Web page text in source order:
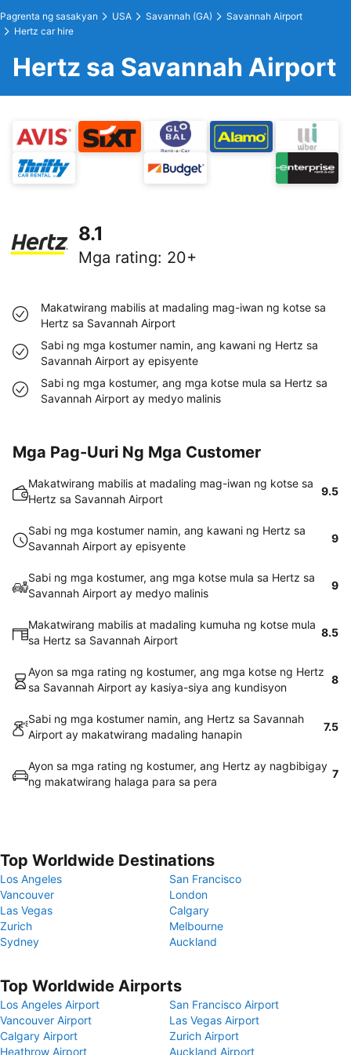
Pagrenta ng sasakyan USA Savannah (GA)
Savannah Airport
Hertz car hire
Hertz sa Savannah Airport
8.1
Mga rating: 20+
Makatwirang mabilis at madaling mag-iwan ng kotse sa
Hertz sa Savannah Airport
Sabi ng mga kostumer namin, ang kawani ng Hertz sa
Savannah Airport ay episyente
Sabi ng mga kostumer, ang mga kotse mula sa Hertz sa
Savannah Airport ay medyo malinis
Mga Pag-Uuri Ng Mga Customer
Makatwirang mabilis at madaling mag-iwan ng kotse sa
Hertz sa Savannah Airport
9.5
Sabi ng mga kostumer namin, ang kawani ng Hertz sa
Savannah Airport ay episyente
9
Sabi ng mga kostumer, ang mga kotse mula sa Hertz sa
Savannah Airport ay medyo malinis
9
Makatwirang mabilis at madaling kumuha ng kotse mula
sa Hertz sa Savannah Airport
8.5
Ayon sa mga rating ng kostumer, ang mga kotse ng Hertz
sa Savannah Airport ay kasiya-siya ang kundisyon
8
Sabi ng mga kostumer namin, ang Hertz sa Savannah
Airport ay makatwirang madaling hanapin
7.5
Ayon sa mga rating ng kostumer, ang Hertz ay nagbibigay
ng makatwirang halaga para sa pera
7
Top Worldwide Destinations
Los Angeles
San Francisco
Vancouver
London
Las Vegas
Calgary
Zurich
Melbourne
Sydney
Auckland
Top Worldwide Airports
Los Angeles Airport
San Francisco Airport
Vancouver Airport
Las Vegas Airport
Calgary Airport
Zurich Airport
Heathrow Airport
Auckland Airport